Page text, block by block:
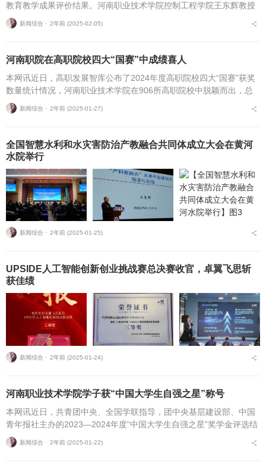
教育教学成果评价结果。河南职业技术学院控制工程学院王东辉教授
主持申报的“机电一体化专业递进式综合育人教学模式探索与实践”项
目获评“...
新闻综合 ⋅ 2年前 (2025-02-05)
河南职院在高职院校四大“国赛”中成绩喜人
本网讯近日，高职发展智库公布了2024年度高职院校四大“国赛”获奖
数量统计情况，河南职业技术学院在906所高职院校中脱颖而出，总
成绩位居全国第四，河南第一。备受全国高职院校瞩目的四大“国
赛”包括20...
新闻综合 ⋅ 2年前 (2025-01-27)
全国智慧水利和水灾害防治产教融合共同体成立大会在黄河
水院举行
新闻综合 ⋅ 2年前 (2025-01-25)
UPSIDE人工智能创新创业挑战赛总决赛收官，卓翼飞思斩
获佳绩
新闻综合 ⋅ 2年前 (2025-01-24)
河南职业技术学院学子获“中国大学生自强之星”称号
本网讯近日，共青团中央、全国学联指导，团中央基层建设部、中国
青年报社主办的2023—2024年度“中国大学生自强之星”奖学金评选结
果揭晓，河南职业技术学院孟宝旺同学获2023-2024年度“中国大学...
新闻综合 ⋅ 2年前 (2025-01-22)